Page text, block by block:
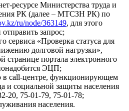
ресурсе Министерства труда и
РК (далее – МТСЗН РК) по
ru/node/363149, для этого
запрос;
«Проверка статуса для
долговой нагрузки»,
странице портала электронного
ЭЦП;
в call-центре, функционирующем
и социальной защиты населения
20, 75-01-79, 75-01-78;
населения.